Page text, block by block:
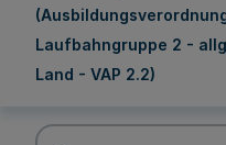
Laufbahngruppe 2 -
Land - VAP 2.2)